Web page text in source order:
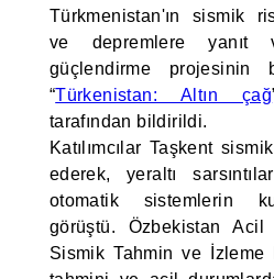
Türkmenistan'ın sismik
ve depremlere yanıt
güçlendirme projesinin
“Türkenistan: Altın çağ
tarafından bildirildi.
Katılımcılar Taşkent
ederek, yeraltı
otomatik sistemlerin
görüştü. Özbekistan Acil
Sismik Tahmin ve İzleme